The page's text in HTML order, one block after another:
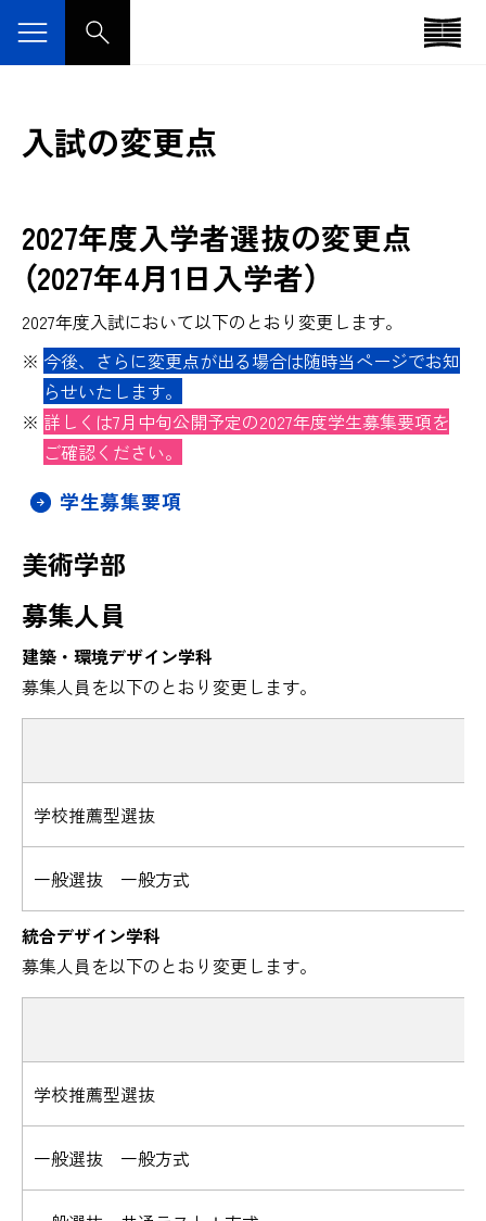
入試の変更点
2027年度入学者選抜の変更点
（2027年4月1日入学者）
2027年度入試において以下のとおり変更します。
今後、さらに変更点が出る場合は随時当ページでお知
らせいたします。
詳しくは7月中旬公開予定の2027年度学生募集要項を
ご確認ください。
学生募集要項
美術学部
募集人員
建築・環境デザイン学科
募集人員を以下のとおり変更します。
学校推薦型選抜
一般選抜 一般方式
統合デザイン学科
募集人員を以下のとおり変更します。
学校推薦型選抜
一般選抜 一般方式